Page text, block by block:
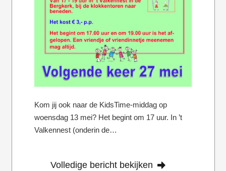
Kom jij ook naar de KidsTime-middag op
woensdag 13 mei? Het begint om 17 uur. In ’t
Valkennest (onderin de…
Volledige bericht bekijken